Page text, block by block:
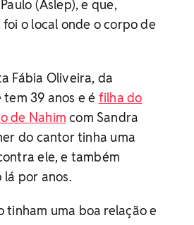
(Aslep), e que,
o local onde o corpo de
Fábia Oliveira, da
39 anos e é filha do
de Nahim com Sandra
do cantor tinha uma
ele, e também
por anos.
tinham uma boa relação e